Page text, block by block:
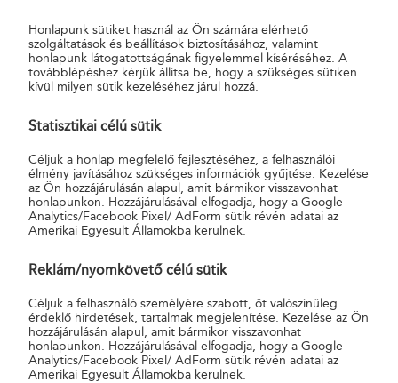
A hároméves bérmegállapodást aláíró érdekképviseletekkel
február elején már részmegállapodást kötött a társaság. Ennek
köszönhetően a munkáltató az idei éven belüli lojalitás
elismerésére biztosított béren kívüli juttatást két egyenlő
dolgozók márciusban már megkapták. A második részletet jelentő
vállalja, hogy a pénzügyi feltételek figyelembevételével
megvizsgálja az összeg emelésének lehetőségét. Ezen túlmenően
duplájára nőtt a munkavállalók napi munkába járását támogató
utazási költségtérítése is.
Magyar Posta Zrt.
Honlapunk sütiket használ az Ön számára elérhető
szolgáltatások és beállítások biztosításához, valamint
honlapunk látogatottságának figyelemmel kíséréséhez. A
továbblépéshez kérjük állítsa be, hogy a szükséges sütiken
kívül milyen sütik kezeléséhez járul hozzá.
Statisztikai célú sütik
Céljuk a honlap megfelelő fejlesztéséhez, a felhasználói
élmény javításához szükséges információk gyűjtése. Kezelése
az Ön hozzájárulásán alapul, amit bármikor visszavonhat
honlapunkon. Hozzájárulásával elfogadja, hogy a Google
Analytics/Facebook Pixel/ AdForm sütik révén adatai az
Amerikai Egyesült Államokba kerülnek.
Reklám/nyomkövető célú sütik
Céljuk a felhasználó személyére szabott, őt valószínűleg
érdeklő hirdetések, tartalmak megjelenítése. Kezelése az Ön
hozzájárulásán alapul, amit bármikor visszavonhat
honlapunkon. Hozzájárulásával elfogadja, hogy a Google
Analytics/Facebook Pixel/ AdForm sütik révén adatai az
Amerikai Egyesült Államokba kerülnek.